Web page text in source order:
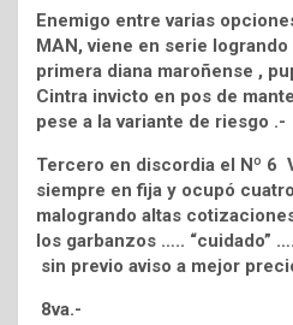
Enemigo entre varias
MAN, viene en serie
primera diana maroñense ,
Cintra invicto en pos de
pese a la variante de riesgo .-
Tercero en discordia el Nº 6
siempre en fija y ocupó
malogrando altas
los garbanzos ….. “cuidado”
sin previo aviso a mejor
8va.-